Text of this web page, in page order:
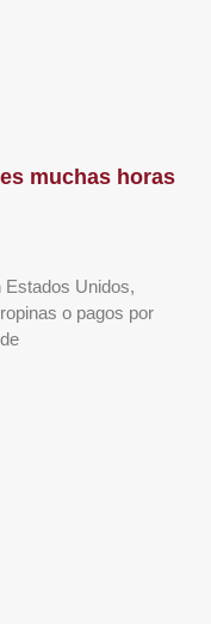
muchas horas
Estados Unidos,
o pagos por